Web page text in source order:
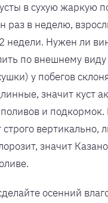
в сухую жаркую
раз в неделю,
недели. Нужен ли
по внешнему виду
у побегов
значит куст
поливов и
строго вертикально,
значит
осенний